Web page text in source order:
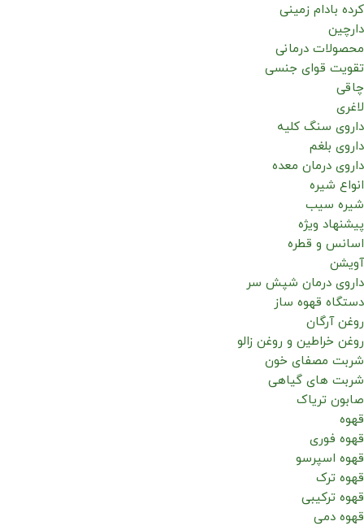
کرده بادام زمینی
دارچین
محصولات درمانی
تقویت قوای جنسی
چاقی
لاغری
داروی سنگ کلیه
داروی بلغم
داروی درمان معده
انواع شیره
شیره سیب
پیشنهاد ویژه
اسانس و قطره
آویشن
داروی درمان شپش سر
دستگاه قهوه ساز
روغن آرگان
روغن خراطین و روغن زالو
شربت مصفای خون
شربت های گیاهی
صابون تریاک
قهوه
قهوه فوری
قهوه اسپرسو
قهوه ترک
قهوه ترکیبی
قهوه دمی